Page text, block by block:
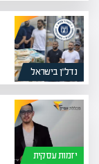
נדל”ן בישראל
יזמות עסקית